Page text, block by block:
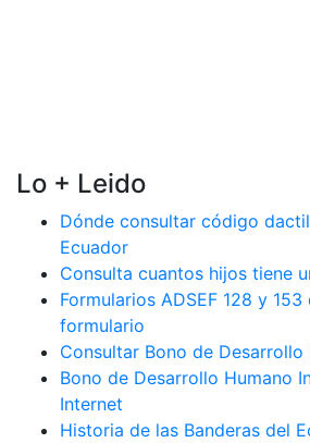
Lo + Leido
Dónde consultar código
Ecuador
Consulta cuantos hijos tiene
Formularios ADSEF 128 y
formulario
Consultar Bono de Desarrollo
Bono de Desarrollo Humano
Internet
Historia de las Banderas del